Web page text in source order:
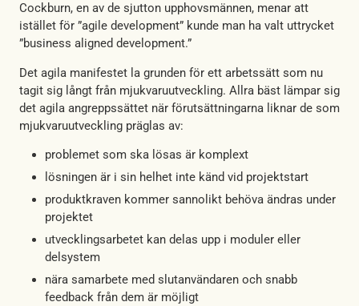
Cockburn, en av de sjutton upphovsmännen, menar att
istället för ”agile development” kunde man ha valt uttrycket
”business aligned development.”
Det agila manifestet la grunden för ett arbetssätt som nu
tagit sig långt från mjukvaruutveckling. Allra bäst lämpar sig
det agila angreppssättet när förutsättningarna liknar de som
mjukvaruutveckling präglas av:
problemet som ska lösas är komplext
lösningen är i sin helhet inte känd vid projektstart
produktkraven kommer sannolikt behöva ändras under
projektet
utvecklingsarbetet kan delas upp i moduler eller
delsystem
nära samarbete med slutanvändaren och snabb
feedback från dem är möjligt